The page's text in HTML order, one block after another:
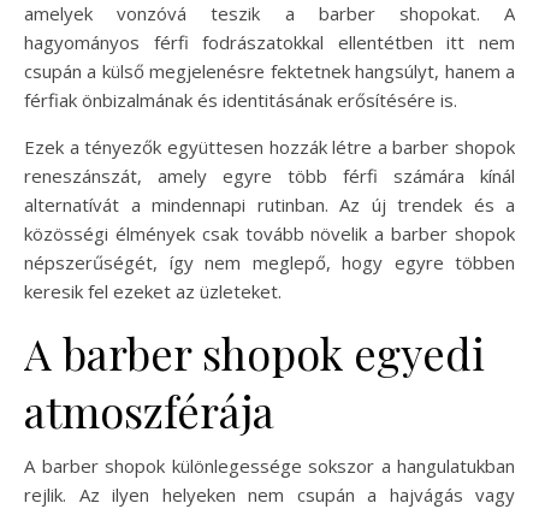
amelyek vonzóvá teszik a barber shopokat. A
hagyományos férfi fodrászatokkal ellentétben itt nem
csupán a külső megjelenésre fektetnek hangsúlyt, hanem a
férfiak önbizalmának és identitásának erősítésére is.
Ezek a tényezők együttesen hozzák létre a barber shopok
reneszánszát, amely egyre több férfi számára kínál
alternatívát a mindennapi rutinban. Az új trendek és a
közösségi élmények csak tovább növelik a barber shopok
népszerűségét, így nem meglepő, hogy egyre többen
keresik fel ezeket az üzleteket.
A barber shopok egyedi
atmoszférája
A barber shopok különlegessége sokszor a hangulatukban
rejlik. Az ilyen helyeken nem csupán a hajvágás vagy